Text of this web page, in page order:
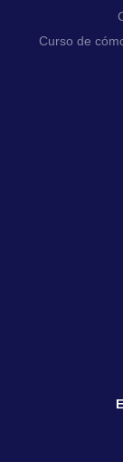
Curso de